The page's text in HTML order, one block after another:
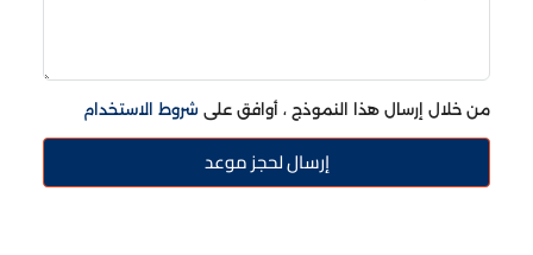
من خلال إرسال هذا النموذج ، أوافق على شروط الاستخدام
إرسال لحجز موعد